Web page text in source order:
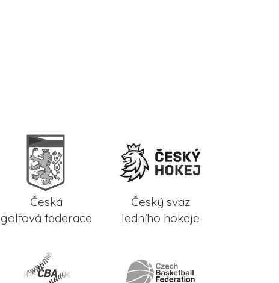
Česká
golfová federace
Český svaz
ledního hokeje